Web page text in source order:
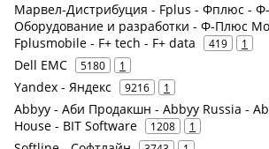
Марвел-Дистрибуция - Fplus - Фплюс -
Оборудование и разработки - Ф-Плюс
Fplusmobile - F+ tech - F+ data
419 1
Dell EMC 5180 1
Yandex - Яндекс 9216 1
Abbyy - Аби Продакшн - Abbyy Russia -
House - BIT Software
1208 1